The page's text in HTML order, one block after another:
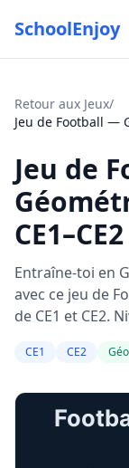
SchoolEnjoy
Retour aux Jeux/
Jeu de Football —
Jeu de
CE1–CE2
Entraîne-toi en
avec ce jeu de
de CE1 et CE2.
CE1 CE2